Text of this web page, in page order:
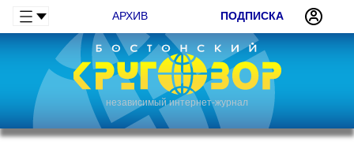
АРХИВ ПОДПИСКА
независимый интернет-журнал